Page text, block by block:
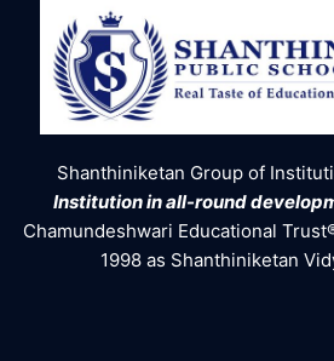
Shanthiniketan Group of
Institution in all-round
Chamundeshwari Educational
1998 as Shanthiniketan